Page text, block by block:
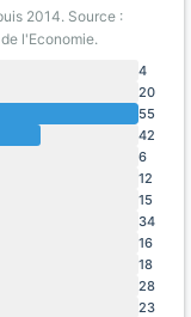
2014. Source :
l'Economie.
4
20
55
42
6
12
15
34
16
18
28
23